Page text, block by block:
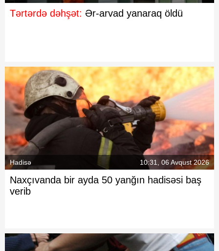
Tərtərdə dəhşət: Ər-arvad yanaraq öldü
Hadisə 10:31, 06 Avqust 2026
Naxçıvanda bir ayda 50 yanğın hadisəsi baş
verib